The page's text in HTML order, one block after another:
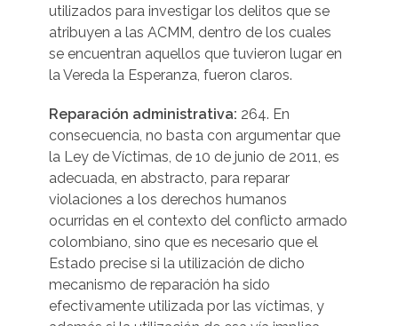
utilizados para investigar los delitos que se
atribuyen a las ACMM, dentro de los cuales
se encuentran aquellos que tuvieron lugar en
la Vereda la Esperanza, fueron claros.
Reparación administrativa: 264. En
consecuencia, no basta con argumentar que
la Ley de Víctimas, de 10 de junio de 2011, es
adecuada, en abstracto, para reparar
violaciones a los derechos humanos
ocurridas en el contexto del conflicto armado
colombiano, sino que es necesario que el
Estado precise si la utilización de dicho
mecanismo de reparación ha sido
efectivamente utilizada por las víctimas, y